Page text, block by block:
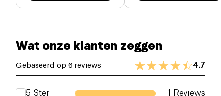
Wat onze klanten zeggen
Gebaseerd op 6 reviews 4.7
5 Ster 1 Reviews